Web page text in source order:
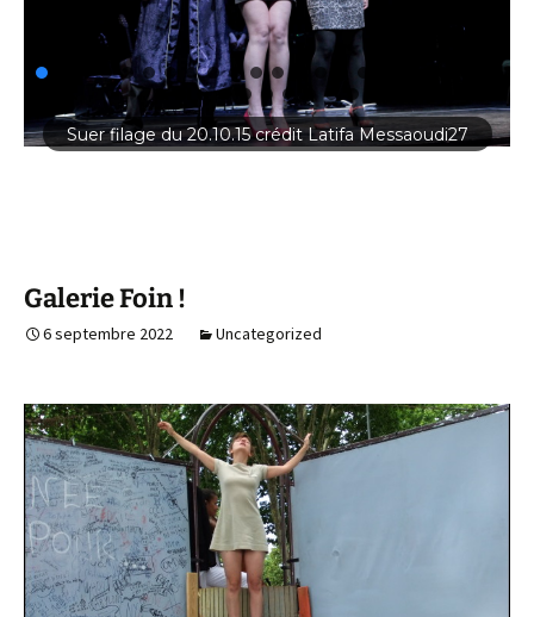
Suer filage du 20.10.15 crédit Latifa Messaoudi27
Galerie Foin !
6 septembre 2022 Uncategorized